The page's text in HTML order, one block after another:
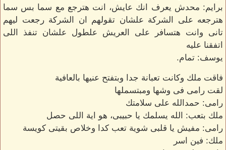
برايم: محدش يعرف انك عايش، انت هترجع مع سما بس سما
هترجعه على الشركة علشان تقولهم ان الشركة رجعت ليهم
تانى وانت هتسافر على العريش علطول علشان تنفذ اللى
اتفقنا عليه
يوسف: تمام.
فاقت ملك وكانت تعبانة جدا وبتفتح عنيها بالعافية
لقت رامى فى وشها ومبتسملها
رامى: حمدالله على سلامتك
ملك بتعب: الله يسلمك يا حبيبى، هو اية اللى حصل
رامى: مفيش يا قلبى شوية تعب كدا وخلاص بقيتى كويسة
ملك: فين اسر